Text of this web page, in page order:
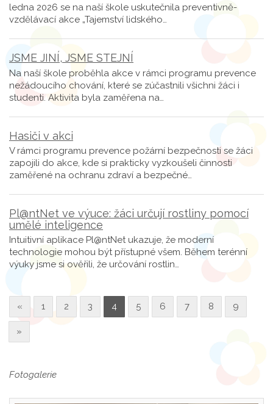
ledna 2026 se na naší škole uskutečnila preventivně-
vzdělávací akce „Tajemství lidského…
JSME JINÍ, JSME STEJNÍ
Na naší škole proběhla akce v rámci programu prevence
nežádoucího chování, které se zúčastnili všichni žáci i
studenti. Aktivita byla zaměřena na…
Hasiči v akci
V rámci programu prevence požární bezpečnosti se žáci
zapojili do akce, kde si prakticky vyzkoušeli činnosti
zaměřené na ochranu zdraví a bezpečné…
Pl@ntNet ve výuce: žáci určují rostliny pomocí
umělé inteligence
Intuitivní aplikace Pl@ntNet ukazuje, že moderní
technologie mohou být přístupné všem. Během terénní
výuky jsme si ověřili, že určování rostlin…
« 1 2 3 4 5 6 7 8 9
»
Fotogalerie